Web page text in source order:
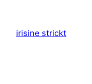
springen
irisine strickt